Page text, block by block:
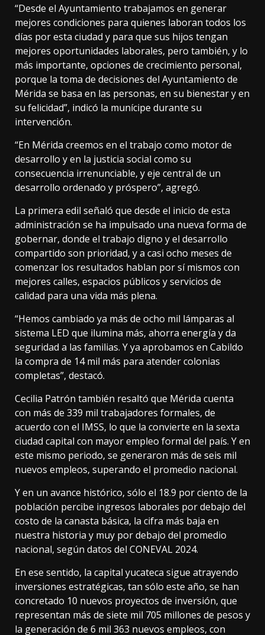
“Desde el Ayuntamiento trabajamos en generar
mejores condiciones para quienes laboran todos los
días por esta ciudad y para que sus hijos tengan
mejores oportunidades laborales, pero también, y lo
más importante, opciones de crecimiento personal,
porque la toma de decisiones del Ayuntamiento de
Mérida se basa en las personas, en su bienestar y en
su felicidad”, indicó la munícipe durante su
intervención.
“En Mérida creemos en el trabajo como motor de
desarrollo y en la justicia social como su
consecuencia irrenunciable, y eje central de un
desarrollo ordenado y próspero”, agregó.
La primera edil señaló que desde el inicio de esta
administración se ha impulsado una nueva forma de
gobernar, donde el trabajo digno y el desarrollo
compartido son prioridad, y a casi ocho meses de
comenzar los resultados hablan por sí mismos con
mejores calles, espacios públicos y servicios de
calidad para una vida más plena.
“Hemos cambiado ya más de ocho mil lámparas al
sistema LED que ilumina más, ahorra energía y da
seguridad a las familias. Y ya aprobamos en Cabildo
la compra de 14 mil más para atender colonias
completas”, destacó.
Cecilia Patrón también resaltó que Mérida cuenta
con más de 339 mil trabajadores formales, de
acuerdo con el IMSS, lo que la convierte en la sexta
ciudad capital con mayor empleo formal del país. Y en
este mismo periodo, se generaron más de seis mil
nuevos empleos, superando el promedio nacional.
Y en un avance histórico, sólo el 18.9 por ciento de la
población percibe ingresos laborales por debajo del
costo de la canasta básica, la cifra más baja en
nuestra historia y muy por debajo del promedio
nacional, según datos del CONEVAL 2024.
En ese sentido, la capital yucateca sigue atrayendo
inversiones estratégicas, tan sólo este año, se han
concretado 10 nuevos proyectos de inversión, que
representan más de siete mil 705 millones de pesos y
la generación de 6 mil 363 nuevos empleos, con